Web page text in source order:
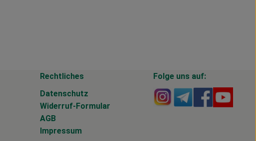
Rechtliches
Datenschutz
Widerruf-Formular
AGB
Impressum
Folge uns auf:
Externer Link zu
Externer Link
Externer